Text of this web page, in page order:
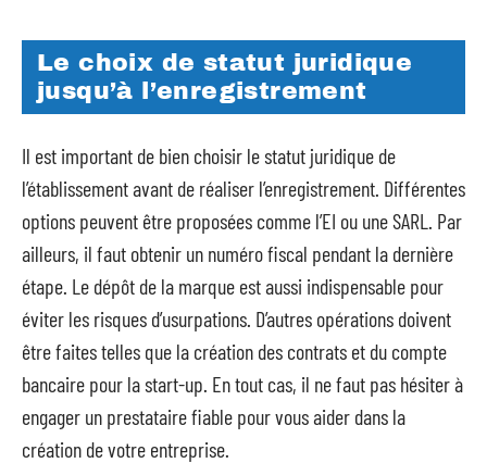
Le choix de statut juridique
jusqu’à l’enregistrement
Il est important de bien choisir le statut juridique de
l’établissement avant de réaliser l’enregistrement. Différentes
options peuvent être proposées comme l’EI ou une SARL. Par
ailleurs, il faut obtenir un numéro fiscal pendant la dernière
étape. Le dépôt de la marque est aussi indispensable pour
éviter les risques d’usurpations. D’autres opérations doivent
être faites telles que la création des contrats et du compte
bancaire pour la start-up. En tout cas, il ne faut pas hésiter à
engager un prestataire fiable pour vous aider dans la
création de votre entreprise.